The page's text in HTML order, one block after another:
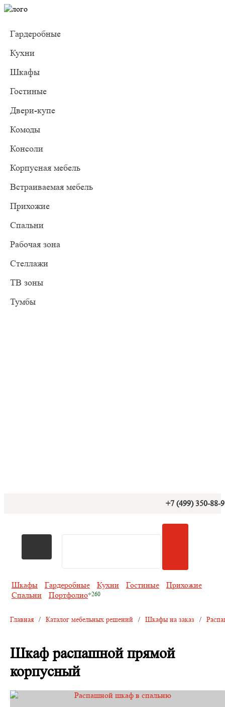
Гардеробные
Кухни
Шкафы
Гостиные
Двери-купе
Комоды
Консоли
Корпусная мебель
Встраиваемая мебель
Прихожие
Спальни
Рабочая зона
Стеллажи
ТВ зоны
Тумбы
+7 (499) 350-88-
Шкафы Гардеробные Кухни Гостиные
Прихожие
Спальни
Портфолио
Главная / Каталог мебельных решений / Шкафы на заказ /
Шкаф распашной прямой
корпусный